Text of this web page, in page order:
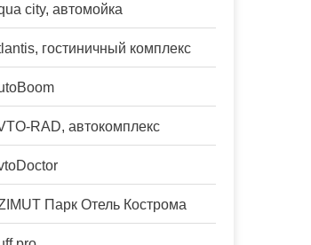
city, автомойка
гостиничный комплекс
RAD, автокомплекс
Парк Отель Кострома